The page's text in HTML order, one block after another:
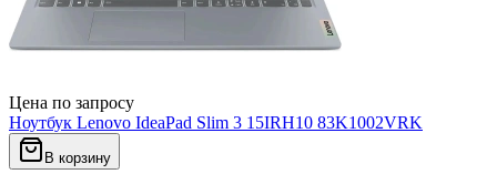
Цена по запросу
Ноутбук Lenovo IdeaPad Slim 3 15IRH10 83K1002VRK
В корзину